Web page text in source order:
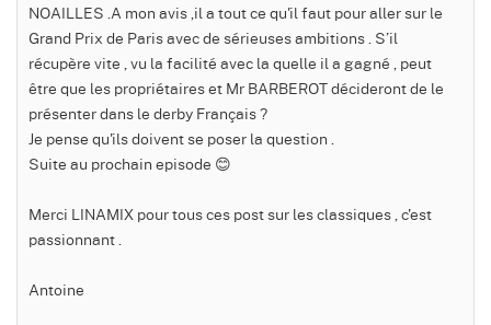
NOAILLES .A mon avis ,il a tout ce qu'il faut pour aller sur le
Grand Prix de Paris avec de sérieuses ambitions . S’il
récupère vite , vu la facilité avec la quelle il a gagné , peut
être que les propriétaires et Mr BARBEROT décideront de le
présenter dans le derby Français ?
Je pense qu'ils doivent se poser la question .
Suite au prochain episode 😊
Merci LINAMIX pour tous ces post sur les classiques , c'est
passionnant .
Antoine